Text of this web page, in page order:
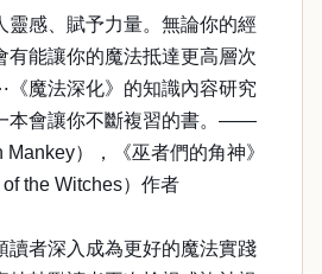
感、賦予力量。無論你的經
有能讓你的魔法抵達更高層次
魔法深化》的知識內容研究
本會讓你不斷複習的書。——
），《巫者們的角神》
of the Witches）作者
者深入成為更好的魔法實踐